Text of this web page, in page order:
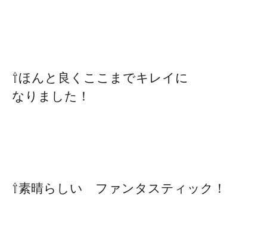
⇧ほんと良くここまでキレイに
なりました！
⇧素晴らしい ファンタスティック！